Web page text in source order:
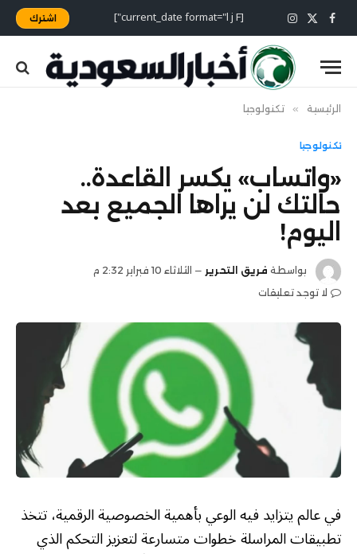
فيسبوك
X
(Twitter)
الانستغرام [current_date format="l j F"] اشترك
الرئيسية » تكنولوجيا
تكنولوجيا
«واتساب» يكسر القاعدة..
حالتك لن يراها الجميع بعد
اليوم!
بواسطة فريق التحرير
الثلاثاء 10 فبراير 2:32 م
لا توجد تعليقات
في عالم يتزايد فيه الوعي بأهمية الخصوصية الرقمية، تتخذ
تطبيقات المراسلة خطوات متسارعة لتعزيز التحكم الذي